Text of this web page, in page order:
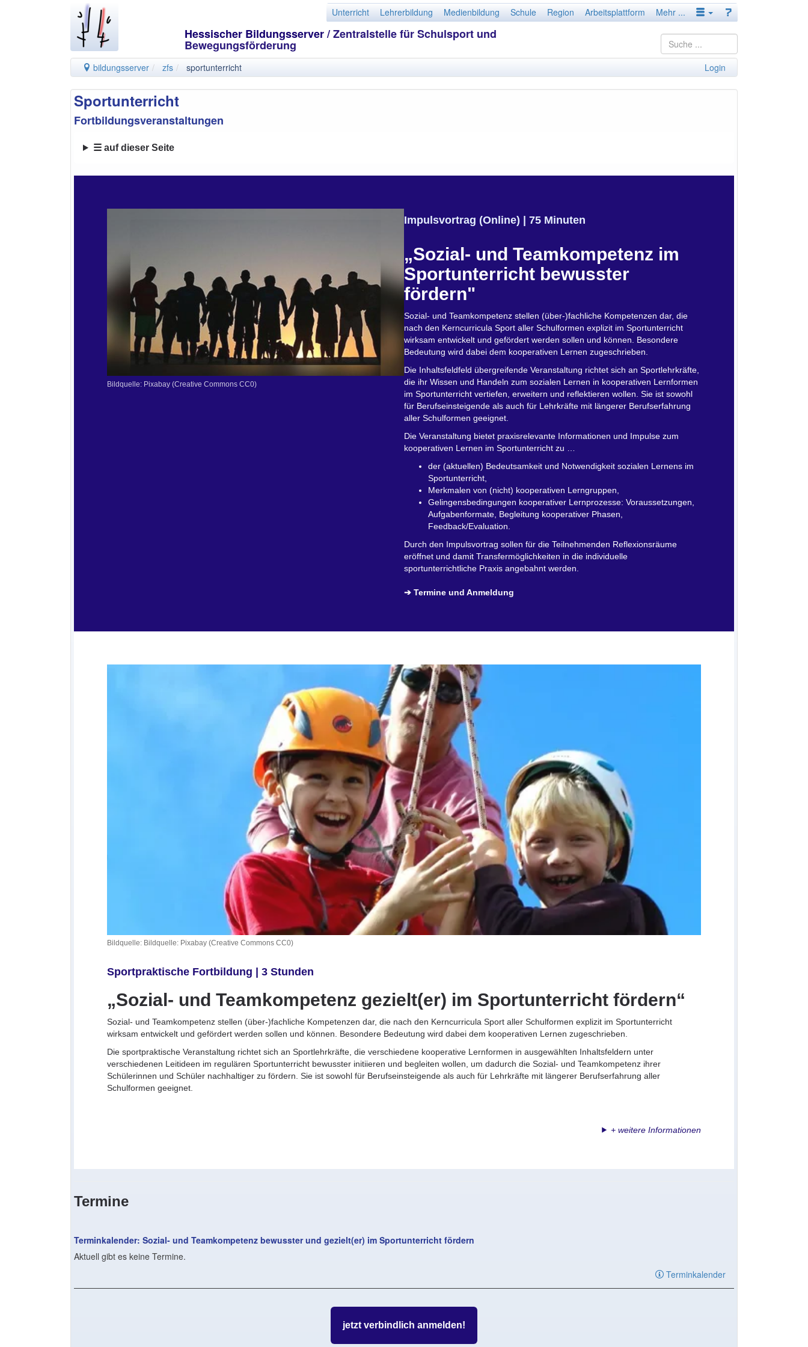
Unterricht Lehrerbildung Medienbildung Schule Region Arbeitsplattform Mehr ...
Hessischer Bildungsserver/ Zentralstelle für Schulsport und
Bewegungsförderung
bildungsserver zfs sportunterricht Login
Sportunterricht
Fortbildungsveranstaltungen
☰ auf dieser Seite
Bildquelle: Pixabay (Creative Commons CC0)
Impulsvortrag (Online) | 75 Minuten
„Sozial- und Teamkompetenz im
Sportunterricht bewusster
fördern"
Sozial- und Teamkompetenz stellen (über-)fachliche Kompetenzen dar, die
nach den Kerncurricula Sport aller Schulformen explizit im Sportunterricht
wirksam entwickelt und gefördert werden sollen und können. Besondere
Bedeutung wird dabei dem kooperativen Lernen zugeschrieben.
Die Inhaltsfeldfeld übergreifende Veranstaltung richtet sich an Sportlehrkräfte,
die ihr Wissen und Handeln zum sozialen Lernen in kooperativen Lernformen
im Sportunterricht vertiefen, erweitern und reflektieren wollen. Sie ist sowohl
für Berufseinsteigende als auch für Lehrkräfte mit längerer Berufserfahrung
aller Schulformen geeignet.
Die Veranstaltung bietet praxisrelevante Informationen und Impulse zum
kooperativen Lernen im Sportunterricht zu …
der (aktuellen) Bedeutsamkeit und Notwendigkeit sozialen Lernens im
Sportunterricht,
Merkmalen von (nicht) kooperativen Lerngruppen,
Gelingensbedingungen kooperativer Lernprozesse: Voraussetzungen,
Aufgabenformate, Begleitung kooperativer Phasen,
Feedback/Evaluation.
Durch den Impulsvortrag sollen für die Teilnehmenden Reflexionsräume
eröffnet und damit Transfermöglichkeiten in die individuelle
sportunterrichtliche Praxis angebahnt werden.
➔ Termine und Anmeldung
Bildquelle: Bildquelle: Pixabay (Creative Commons CC0)
Sportpraktische Fortbildung | 3 Stunden
„Sozial- und Teamkompetenz gezielt(er) im Sportunterricht fördern“
Sozial- und Teamkompetenz stellen (über-)fachliche Kompetenzen dar, die nach den Kerncurricula Sport aller Schulformen explizit im Sportunterricht
wirksam entwickelt und gefördert werden sollen und können. Besondere Bedeutung wird dabei dem kooperativen Lernen zugeschrieben.
Die sportpraktische Veranstaltung richtet sich an Sportlehrkräfte, die verschiedene kooperative Lernformen in ausgewählten Inhaltsfeldern unter
verschiedenen Leitideen im regulären Sportunterricht bewusster initiieren und begleiten wollen, um dadurch die Sozial- und Teamkompetenz ihrer
Schülerinnen und Schüler nachhaltiger zu fördern. Sie ist sowohl für Berufseinsteigende als auch für Lehrkräfte mit längerer Berufserfahrung aller
Schulformen geeignet.
+ weitere Informationen
Termine
Terminkalender: Sozial- und Teamkompetenz bewusster und gezielt(er) im Sportunterricht fördern
Aktuell gibt es keine Termine.
Terminkalender
jetzt verbindlich anmelden!